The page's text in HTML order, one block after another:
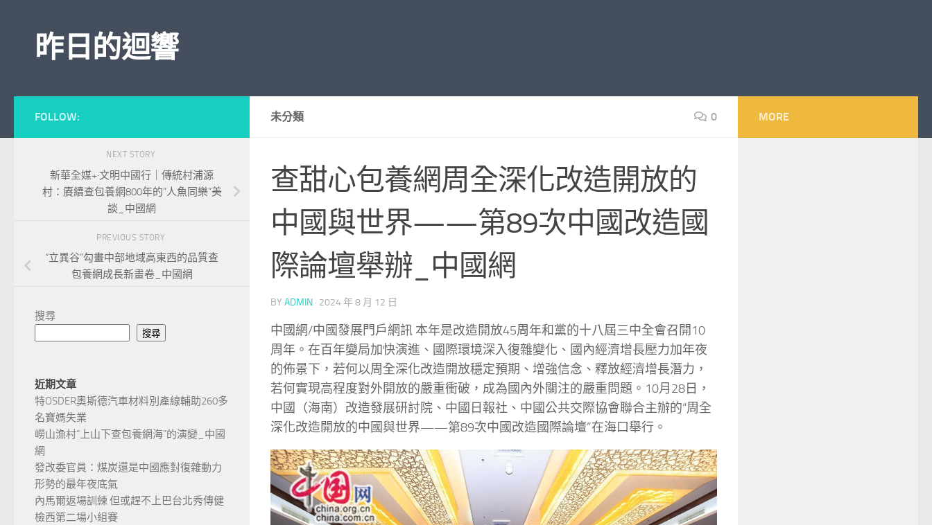
昨日的迴響
未分類 0
查甜心包養網周全深化改造開放的
中國與世界——第89次中國改造國
際論壇舉辦_中國網
BY ADMIN · 2024 年 8 月 12 日
中國網/中國發展門戶網訊 本年是改造開放45周年和黨的十八屆三中全會召開10
周年。在百年變局加快演進、國際環境深入復雜變化、國內經濟增長壓力加年夜
的佈景下，若何以周全深化改造開放穩定預期、增強信念、釋放經濟增長潛力，
若何實現高程度對外開放的嚴重衝破，成為國內外關注的嚴重問題。10月28日，
中國（海南）改造發展研討院、中國日報社、中國公共交際協會聯合主辦的“周全
深化改造開放的中國與世界——第89次中國改造國際論壇”在海口舉行。
FOLLOW:
NEXT STORY
新華全媒+·文明中國行｜傳統村浦源
村：賡續查包養網800年的“人魚同樂”美
談_中國網
PREVIOUS STORY
“立異谷”勾畫中部地域高東西的品質查
包養網成長新畫卷_中國網
搜尋
搜尋
近期文章
特OSDER奧斯德汽車材料別產線輔助260多
名寶媽失業
嶗山漁村“上山下查包養網海”的演變_中國
網
發改委官員：煤炭還是中國應對復雜動力
形勢的最年夜底氣
內馬爾返場訓練 但或趕不上巴台北秀傳健
檢西第二場小組賽
MORE